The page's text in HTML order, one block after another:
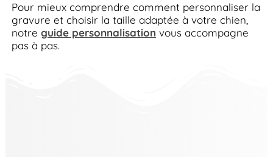
Pour mieux comprendre comment personnaliser la
gravure et choisir la taille adaptée à votre chien,
notre guide personnalisation vous accompagne
pas à pas.